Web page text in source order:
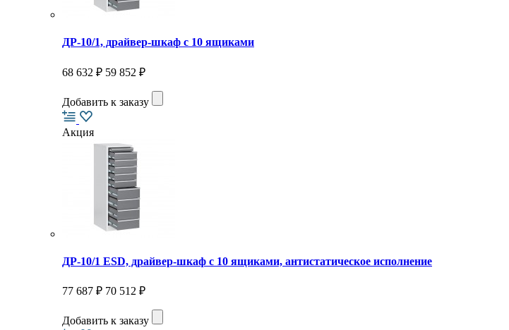
ДР-10/1, драйвер-шкаф с 10 ящиками
68 632 ₽ 59 852 ₽
Добавить к заказу
Акция
ДР-10/1 ESD, драйвер-шкаф с 10 ящиками, антистатическое исполнение
77 687 ₽ 70 512 ₽
Добавить к заказу